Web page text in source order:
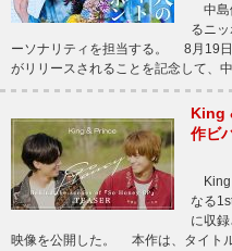
中島
るニ
ーソナリティを担当する。 8月19日
がリリースされることを記念して、
King
作ビ
King
なる
に収
映像を公開した。 本作は、タイト